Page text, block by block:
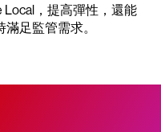
Local，提高彈性，還能
足監管需求。